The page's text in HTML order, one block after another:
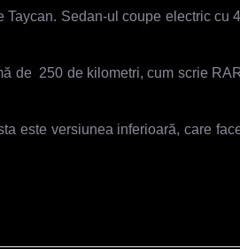
Taycan. Sedan-ul coupe electric
de 250 de kilometri, cum scrie
este versiunea inferioară, care